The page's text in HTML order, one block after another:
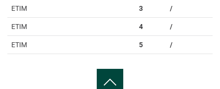
ETIM 3 /
ETIM 4 /
ETIM 5 /